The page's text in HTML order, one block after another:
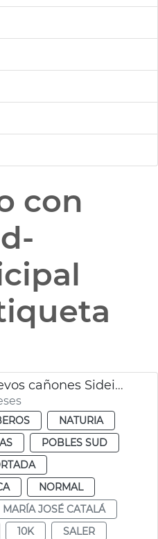
con
Instalación de 3 nuevos cañones Sideinfo en El Saler
NATURIA
POBLES SUD
NORMAL
MARÍA JOSÉ CATALÁ
10K
SALER